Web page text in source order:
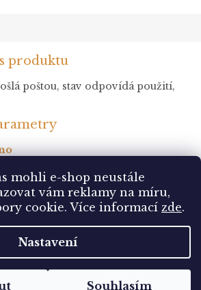
mohli e-shop neustále
vám reklamy na míru,
cookie. Více informací zde.
Nastavení
Souhlasím
produktu
poštou, stav odpovídá použití,
Pohlednice Sbírám.cz. Všechna
Upravit nastavení cookies